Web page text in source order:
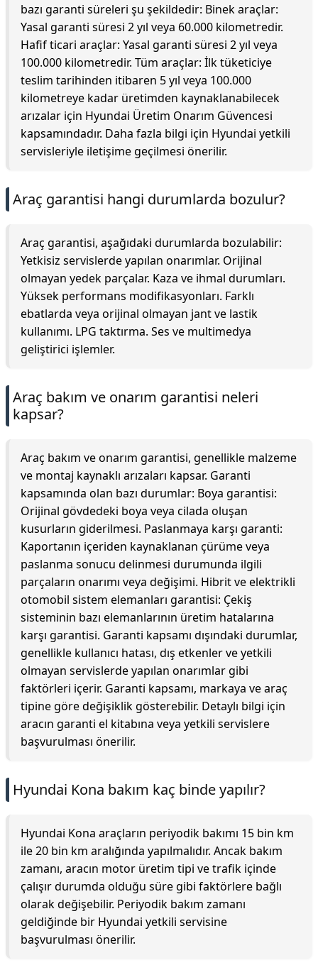
bazı garanti süreleri şu şekildedir: Binek araçlar:
Yasal garanti süresi 2 yıl veya 60.000 kilometredir.
Hafif ticari araçlar: Yasal garanti süresi 2 yıl veya
100.000 kilometredir. Tüm araçlar: İlk tüketiciye
teslim tarihinden itibaren 5 yıl veya 100.000
kilometreye kadar üretimden kaynaklanabilecek
arızalar için Hyundai Üretim Onarım Güvencesi
kapsamındadır. Daha fazla bilgi için Hyundai yetkili
servisleriyle iletişime geçilmesi önerilir.
Araç garantisi hangi durumlarda bozulur?
Araç garantisi, aşağıdaki durumlarda bozulabilir:
Yetkisiz servislerde yapılan onarımlar. Orijinal
olmayan yedek parçalar. Kaza ve ihmal durumları.
Yüksek performans modifikasyonları. Farklı
ebatlarda veya orijinal olmayan jant ve lastik
kullanımı. LPG taktırma. Ses ve multimedya
geliştirici işlemler.
Araç bakım ve onarım garantisi neleri
kapsar?
Araç bakım ve onarım garantisi, genellikle malzeme
ve montaj kaynaklı arızaları kapsar. Garanti
kapsamında olan bazı durumlar: Boya garantisi:
Orijinal gövdedeki boya veya cilada oluşan
kusurların giderilmesi. Paslanmaya karşı garanti:
Kaportanın içeriden kaynaklanan çürüme veya
paslanma sonucu delinmesi durumunda ilgili
parçaların onarımı veya değişimi. Hibrit ve elektrikli
otomobil sistem elemanları garantisi: Çekiş
sisteminin bazı elemanlarının üretim hatalarına
karşı garantisi. Garanti kapsamı dışındaki durumlar,
genellikle kullanıcı hatası, dış etkenler ve yetkili
olmayan servislerde yapılan onarımlar gibi
faktörleri içerir. Garanti kapsamı, markaya ve araç
tipine göre değişiklik gösterebilir. Detaylı bilgi için
aracın garanti el kitabına veya yetkili servislere
başvurulması önerilir.
Hyundai Kona bakım kaç binde yapılır?
Hyundai Kona araçların periyodik bakımı 15 bin km
ile 20 bin km aralığında yapılmalıdır. Ancak bakım
zamanı, aracın motor üretim tipi ve trafik içinde
çalışır durumda olduğu süre gibi faktörlere bağlı
olarak değişebilir. Periyodik bakım zamanı
geldiğinde bir Hyundai yetkili servisine
başvurulması önerilir.